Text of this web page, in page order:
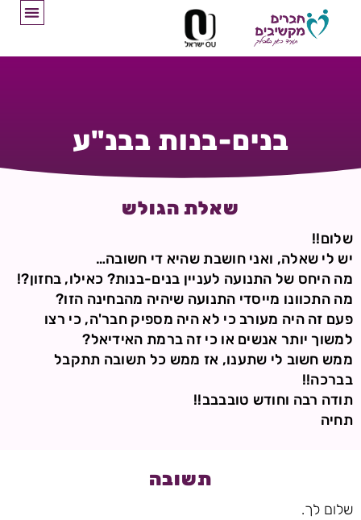
בנים-בנות בבנ"ע
שאלת הגולש
שלום!!
יש לי שאלה, ואני חושבת שהיא די חשובה…
מה היחס של התנועה לעניין בנים-בנות? כאילו, בחזון?!
מה התכוונו מייסדי התנועה שיהיה מהבחינה הזו?
פעם זה היה מעורב כי לא היה מספיק חבר'ה, כי רצו
למשוך יותר אנשים או כי זה ברמת האידיאל?
ממש חשוב לי שתענו, אז ממש כל תשובה תתקבל
בברכה!!
תודה רבה וחודש טובבבב!!
תחיה
תשובה
שלום לך.